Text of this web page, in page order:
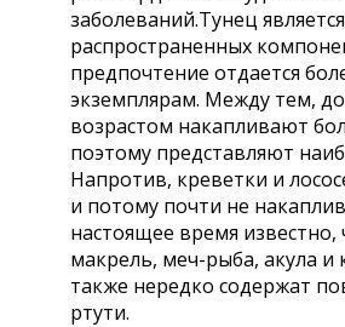
заболеваний.Тунец
распространенных
предпочтение отдается
экземплярам. Между тем,
возрастом накапливают
поэтому представляют
Напротив, креветки и
и потому почти не
настоящее время известно,
макрель, меч-рыба, акула и
также нередко содержат
ртути.